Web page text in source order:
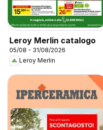
Leroy Merlin catalogo
05/08 - 31/08/2026
Leroy Merlin